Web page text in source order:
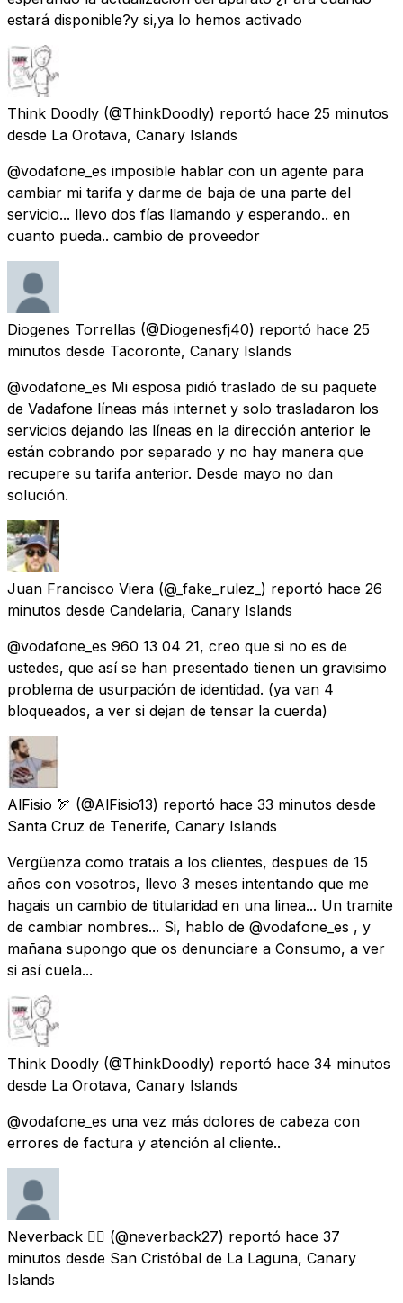
estará disponible?y si,ya lo hemos activado
Think Doodly (@ThinkDoodly) reportó hace 25 minutos
desde La Orotava, Canary Islands
@vodafone_es imposible hablar con un agente para
cambiar mi tarifa y darme de baja de una parte del
servicio... llevo dos fías llamando y esperando.. en
cuanto pueda.. cambio de proveedor
Diogenes Torrellas (@Diogenesfj40) reportó hace 25
minutos desde Tacoronte, Canary Islands
@vodafone_es Mi esposa pidió traslado de su paquete
de Vadafone líneas más internet y solo trasladaron los
servicios dejando las líneas en la dirección anterior le
están cobrando por separado y no hay manera que
recupere su tarifa anterior. Desde mayo no dan
solución.
Juan Francisco Viera (@_fake_rulez_) reportó hace 26
minutos desde Candelaria, Canary Islands
@vodafone_es 960 13 04 21, creo que si no es de
ustedes, que así se han presentado tienen un gravisimo
problema de usurpación de identidad. (ya van 4
bloqueados, a ver si dejan de tensar la cuerda)
AlFisio 🏹 (@AlFisio13) reportó hace 33 minutos desde
Santa Cruz de Tenerife, Canary Islands
Vergüenza como tratais a los clientes, despues de 15
años con vosotros, llevo 3 meses intentando que me
hagais un cambio de titularidad en una linea... Un tramite
de cambiar nombres... Si, hablo de @vodafone_es , y
mañana supongo que os denunciare a Consumo, a ver
si así cuela...
Think Doodly (@ThinkDoodly) reportó hace 34 minutos
desde La Orotava, Canary Islands
@vodafone_es una vez más dolores de cabeza con
errores de factura y atención al cliente..
Neverback 🏳️‍🌈 (@neverback27) reportó hace 37
minutos desde San Cristóbal de La Laguna, Canary
Islands